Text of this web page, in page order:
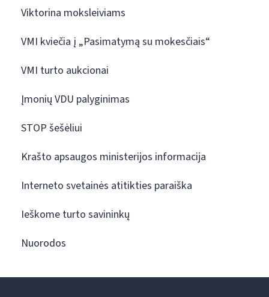
Viktorina moksleiviams
VMI kviečia į „Pasimatymą su mokesčiais“
VMI turto aukcionai
Įmonių VDU palyginimas
STOP šešėliui
Krašto apsaugos ministerijos informacija
Interneto svetainės atitikties paraiška
Ieškome turto savininkų
Nuorodos